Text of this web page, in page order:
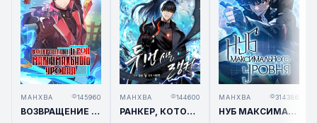
МАНХВА 145960
ВОЗВРАЩЕНИЕ ГЕРОЯ МАКСИМАЛЬНОГО УРОВНЯ / THE MAX LEVEL HERO STRIKES BACK
МАНХВА 144600
РАНКЕР, КОТОРЫЙ ЖИВЁТ ВТОРОЙ РАЗ / SECOND LIFE RANKER
МАНХВА 314386
НУБ МАКСИМАЛЬНОГО УРОВНЯ / I'M THE MAX-LEVEL NEWBIE